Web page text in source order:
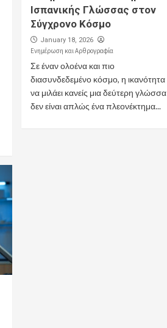
Ισπανικής Γλώσσας στον
Σύγχρονο Κόσμο
January 18, 2026
Ενημέρωση και Αρθρογραφία
Σε έναν ολοένα και πιο
διασυνδεδεμένο κόσμο, η ικανότητα
να μιλάει κανείς μια δεύτερη γλώσσα
δεν είναι απλώς ένα πλεονέκτημα...